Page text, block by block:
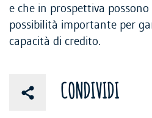
e che in prospettiva
possibilità importante per
capacità di credito.
CONDIVIDI